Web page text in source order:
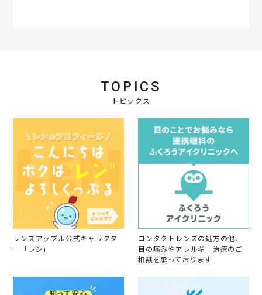
TOPICS
トピックス
レンズアップル公式キャラクタ
ー「レン」
コンタクトレンズの処方の他、
目の痛みやアレルギー治療のご
相談を承っております